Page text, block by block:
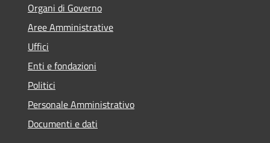
Organi di Governo
Aree Amministrative
Uffici
Enti e fondazioni
Politici
Personale Amministrativo
Documenti e dati